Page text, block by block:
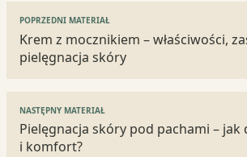
Nawigacja
wpisu
POPRZEDNI MATERIAŁ
Krem z mocznikiem – właściwości,
pielęgnacja skóry
NASTĘPNY MATERIAŁ
Pielęgnacja skóry pod pachami –
i komfort?